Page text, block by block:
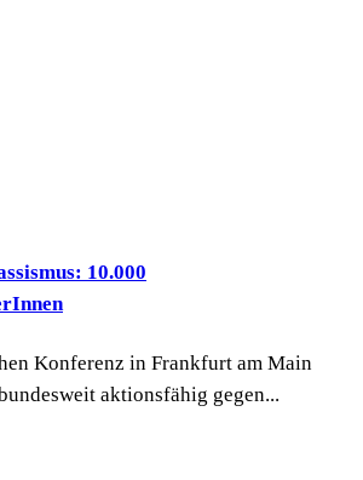
10.000
Konferenz in Frankfurt am Main
aktionsfähig gegen...